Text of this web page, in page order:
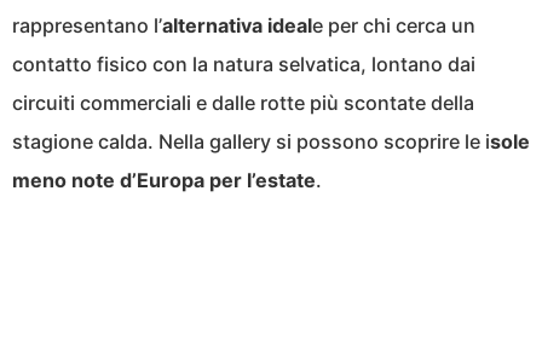
rappresentano l’alternativa ideale per chi cerca un
contatto fisico con la natura selvatica, lontano dai
circuiti commerciali e dalle rotte più scontate della
stagione calda. Nella gallery si possono scoprire le isole
meno note d’Europa per l’estate.